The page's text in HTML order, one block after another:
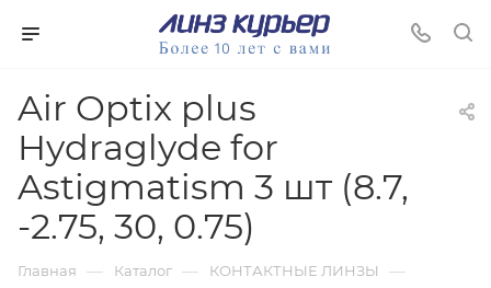
Air Optix plus
Hydraglyde for
Astigmatism 3 шт (8.7,
-2.75, 30, 0.75)
Главная — Каталог — КОНТАКТНЫЕ ЛИНЗЫ —